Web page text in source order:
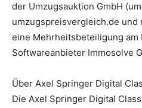
der Umzugsauktion GmbH
umzugspreisvergleich.de und
eine Mehrheitsbeteiligung am
Softwareanbieter Immosolve
Über Axel Springer Digital
Die Axel Springer Digital